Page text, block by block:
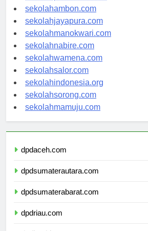
sekolahpontianak.com
sekolahambon.com
sekolahjayapura.com
sekolahmanokwari.com
sekolahnabire.com
sekolahwamena.com
sekolahsalor.com
sekolahindonesia.org
sekolahsorong.com